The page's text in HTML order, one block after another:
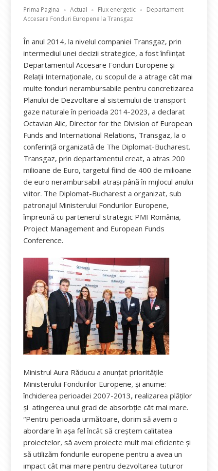
Prima Pagina Actual Flux energetic
Departament
Accesare Fonduri Europene la Transgaz
În anul 2014, la nivelul companiei Transgaz, prin
intermediul unei decizii strategice, a fost înființat
Departamentul Accesare Fonduri Europene și
Relații Internaționale, cu scopul de a atrage cât mai
multe fonduri nerambursabile pentru concretizarea
Planului de Dezvoltare al sistemului de transport
gaze naturale în perioada 2014-2023, a declarat
Octavian Alic, Director for the Division of European
Funds and International Relations, Transgaz, la o
conferință organizată de The Diplomat-Bucharest.
Transgaz, prin departamentul creat, a atras 200
milioane de Euro, targetul fiind de 400 de milioane
de euro nerambursabili atrași până în mijlocul anului
viitor. The Diplomat-Bucharest a organizat, sub
patronajul Ministerului Fondurilor Europene,
împreună cu partenerul strategic PMI România,
Project Management and European Funds
Conference.
Ministrul Aura Răducu a anunțat prioritățile
Ministerului Fondurilor Europene, și anume:
închiderea perioadei 2007-2013, realizarea plăților
și atingerea unui grad de absorbție cât mai mare.
“Pentru perioada următoare, dorim să avem o
abordare în așa fel încât să creștem calitatea
proiectelor, să avem proiecte mult mai eficiente și
să utilizăm fondurile europene pentru a avea un
impact cât mai mare pentru dezvoltarea tuturor